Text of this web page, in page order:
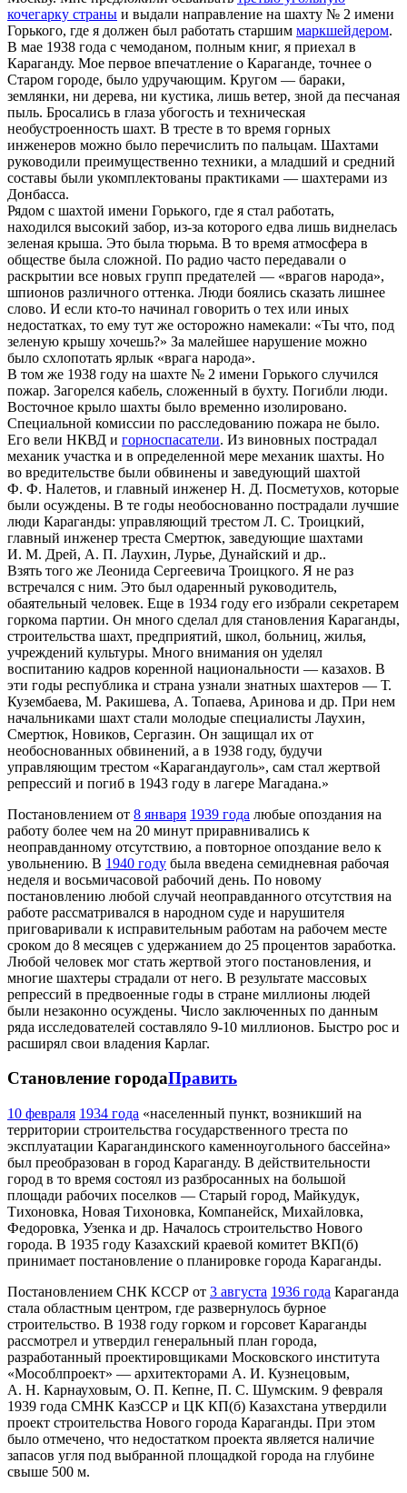
кочегарку страны и выдали направление на шахту № 2 имени
Горького, где я должен был работать старшим маркшейдером.
В мае 1938 года с чемоданом, полным книг, я приехал в
Караганду. Мое первое впечатление о Караганде, точнее о
Старом городе, было удручающим. Кругом — бараки,
землянки, ни дерева, ни кустика, лишь ветер, зной да песчаная
пыль. Бросались в глаза убогость и техническая
необустроенность шахт. В тресте в то время горных
инженеров можно было перечислить по пальцам. Шахтами
руководили преимущественно техники, а младший и средний
составы были укомплектованы практиками — шахтерами из
Донбасса.
Рядом с шахтой имени Горького, где я стал работать,
находился высокий забор, из-за которого едва лишь виднелась
зеленая крыша. Это была тюрьма. В то время атмосфера в
обществе была сложной. По радио часто передавали о
раскрытии все новых групп предателей — «врагов народа»,
шпионов различного оттенка. Люди боялись сказать лишнее
слово. И если кто-то начинал говорить о тех или иных
недостатках, то ему тут же осторожно намекали: «Ты что, под
зеленую крышу хочешь?» За малейшее нарушение можно
было схлопотать ярлык «врага народа».
В том же 1938 году на шахте № 2 имени Горького случился
пожар. Загорелся кабель, сложенный в бухту. Погибли люди.
Восточное крыло шахты было временно изолировано.
Специальной комиссии по расследованию пожара не было.
Его вели НКВД и горноспасатели. Из виновных пострадал
механик участка и в определенной мере механик шахты. Но
во вредительстве были обвинены и заведующий шахтой
Ф. Ф. Налетов, и главный инженер Н. Д. Посметухов, которые
были осуждены. В те годы необоснованно пострадали лучшие
люди Караганды: управляющий трестом Л. С. Троицкий,
главный инженер треста Смертюк, заведующие шахтами
И. М. Дрей, А. П. Лаухин, Лурье, Дунайский и др..
Взять того же Леонида Сергеевича Троицкого. Я не раз
встречался с ним. Это был одаренный руководитель,
обаятельный человек. Еще в 1934 году его избрали секретарем
горкома партии. Он много сделал для становления Караганды,
строительства шахт, предприятий, школ, больниц, жилья,
учреждений культуры. Много внимания он уделял
воспитанию кадров коренной национальности — казахов. В
эти годы республика и страна узнали знатных шахтеров — Т.
Кузембаева, М. Ракишева, А. Топаева, Аринова и др. При нем
начальниками шахт стали молодые специалисты Лаухин,
Смертюк, Новиков, Сергазин. Он защищал их от
необоснованных обвинений, а в 1938 году, будучи
управляющим трестом «Карагандауголь», сам стал жертвой
репрессий и погиб в 1943 году в лагере Магадана.»
Постановлением от 8 января 1939 года любые опоздания на
работу более чем на 20 минут приравнивались к
неоправданному отсутствию, а повторное опоздание вело к
увольнению. В 1940 году была введена семидневная рабочая
неделя и восьмичасовой рабочий день. По новому
постановлению любой случай неоправданного отсутствия на
работе рассматривался в народном суде и нарушителя
приговаривали к исправительным работам на рабочем месте
сроком до 8 месяцев с удержанием до 25 процентов заработка.
Любой человек мог стать жертвой этого постановления, и
многие шахтеры страдали от него. В результате массовых
репрессий в предвоенные годы в стране миллионы людей
были незаконно осуждены. Число заключенных по данным
ряда исследователей составляло 9-10 миллионов. Быстро рос и
расширял свои владения Карлаг.
Становление городаПравить
10 февраля 1934 года «населенный пункт, возникший на
территории строительства государственного треста по
эксплуатации Карагандинского каменноугольного бассейна»
был преобразован в город Караганду. В действительности
город в то время состоял из разбросанных на большой
площади рабочих поселков — Старый город, Майкудук,
Тихоновка, Новая Тихоновка, Компанейск, Михайловка,
Федоровка, Узенка и др. Началось строительство Нового
города. В 1935 году Казахский краевой комитет ВКП(б)
принимает постановление о планировке города Караганды.
Постановлением СНК КССР от 3 августа 1936 года Караганда
стала областным центром, где развернулось бурное
строительство. В 1938 году горком и горсовет Караганды
рассмотрел и утвердил генеральный план города,
разработанный проектировщиками Московского института
«Мособлпроект» — архитекторами А. И. Кузнецовым,
А. Н. Карнауховым, О. П. Кепне, П. С. Шумским. 9 февраля
1939 года СМНК КазССР и ЦК КП(б) Казахстана утвердили
проект строительства Нового города Караганды. При этом
было отмечено, что недостатком проекта является наличие
запасов угля под выбранной площадкой города на глубине
свыше 500 м.